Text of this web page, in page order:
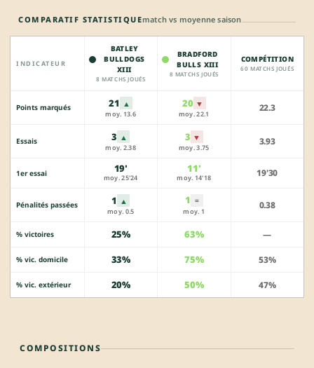
COMPARATIF STATISTIQUEmatch vs moyenne saison
INDICATEUR
BATLEY
BULLDOGS
XIII
8 MATCHS JOUÉS
BRADFORD
BULLS XIII
8 MATCHS JOUÉS
COMPÉTITION
60 MATCHS JOUÉS
Points marqués 21 ▲
moy. 13.6
20 ▼
moy. 22.1
22.3
Essais 3 ▲
moy. 2.38
3 ▼
moy. 3.75
3.93
1er essai 19'
moy. 25'24
11'
moy. 14'18 19'30
Pénalités passées 1 ▲
moy. 0.5
1 =
moy. 1
0.38
% victoires 25% 63% —
% vic. domicile 33% 75% 53%
% vic. extérieur 20% 50% 47%
COMPOSITIONS